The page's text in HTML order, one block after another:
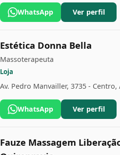
WhatsApp Ver perfil
Estética Donna Bella
Massoterapeuta
Loja
Av. Pedro Manvailler, 3735 - Centro,
WhatsApp Ver perfil
Fauze Massagem